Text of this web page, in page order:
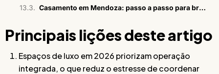
Casamento em Mendoza: passo a passo para brasileiros
Principais lições deste artigo
Espaços de luxo em 2026 priorizam operação
integrada, o que reduz o estresse de coordenar